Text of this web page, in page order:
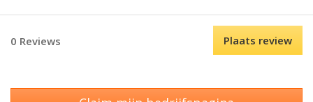
0 Reviews Plaats review